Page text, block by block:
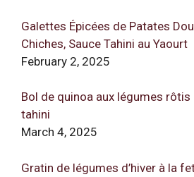
Galettes Épicées de Patates
Chiches, Sauce Tahini au Yaourt
February 2, 2025
Bol de quinoa aux légumes rôtis
tahini
March 4, 2025
Gratin de légumes d’hiver à la